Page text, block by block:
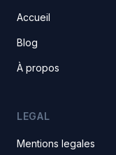
Accueil
Blog
À propos
LEGAL
Mentions legales